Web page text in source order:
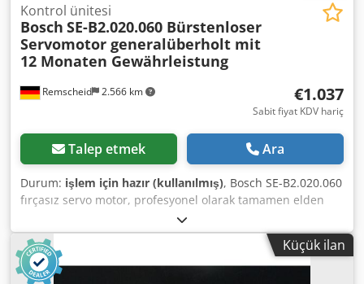
Remscheid 2.566 km
Kontrol ünitesi
Bosch SE-B2.020.060 Bürstenloser
Servomotor generalüberholt mit
12 Monaten Gewährleistung
€1.037
Sabit fiyat KDV hariç
Talep etmek Ara
Durum: işlem için hazır (kullanılmış), Bosch SE-B2.020.060
fırçasız servo motor, profesyonel olarak tamamen elden
geçirilmiş ve test edilmiş, 12 ay garantili, %100 işlevsel,
teslimat kapsamı fotoğraflardaki gibidir, Anlaşılan satış
indirimleri bu ürüne uygulanmaz. Lütfen ayrıca fiyat
sorunuz! Dkjdpei D Hciefx Af Tor
Küçük ilan